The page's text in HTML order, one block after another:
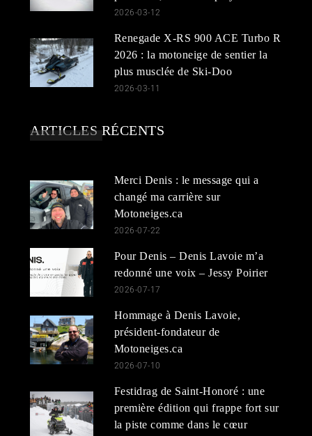
2026-03-12
Renegade X-RS 900 ACE Turbo R
2026 : la motoneige de sentier la
plus musclée de Ski-Doo
2026-03-11
ARTICLES RÉCENTS
Merci Denis : le message qui a
changé ma carrière sur
Motoneiges.ca
2026-07-22
Pour Denis – Denis Lavoie m’a
redonné une voix – Jessy Poirier
2026-07-17
Hommage à Denis Lavoie,
président-fondateur de
Motoneiges.ca
2026-07-10
Festidrag de Saint-Honoré : une
première édition qui frappe fort sur
la piste comme dans le cœur